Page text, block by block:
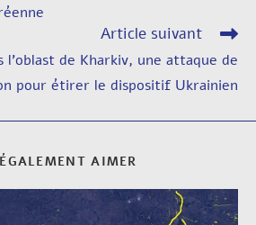
Article suivant
l’oblast de Kharkiv, une attaque de
pour étirer le dispositif Ukrainien
AIMER